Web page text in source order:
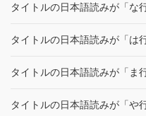
タイトルの日本語読みが「な
タイトルの日本語読みが「は
タイトルの日本語読みが「ま
タイトルの日本語読みが「や